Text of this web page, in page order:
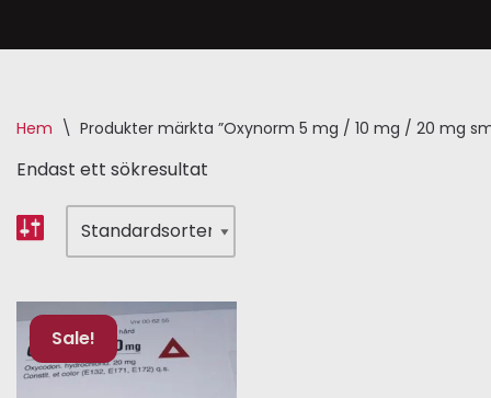
Hem \ Produkter märkta ”Oxynorm 5 mg / 10 mg / 20 mg
Endast ett sökresultat
Sale!